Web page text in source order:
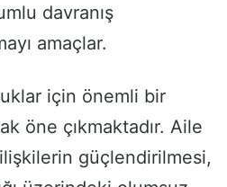
davranış
amaçlar.
için önemli bir
öne çıkmaktadır. Aile
güçlendirilmesi,